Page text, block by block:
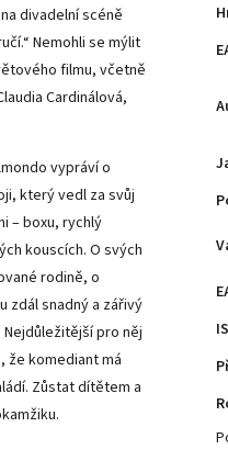
divadelní scéně
Nemohli se mýlit
filmu, včetně
Cardinálová,
vypráví o
který vedl za svůj
– boxu, rychlý
kouscích. O svých
rodině, o
zdál snadný a zářivý
pro něj
že komediant má
Zůstat dítětem a